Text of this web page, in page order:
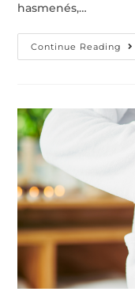
hasmenés,…
Continue Reading